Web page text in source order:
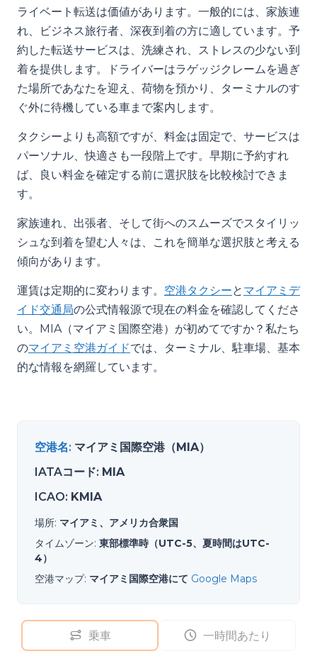
ライベート転送は価値があります。一般的には、家族連
れ、ビジネス旅行者、深夜到着の方に適しています。予
約した転送サービスは、洗練され、ストレスの少ない到
着を提供します。ドライバーはラゲッジクレームを過ぎ
た場所であなたを迎え、荷物を預かり、ターミナルのす
ぐ外に待機している車まで案内します。
タクシーよりも高額ですが、料金は固定で、サービスは
パーソナル、快適さも一段階上です。早期に予約すれ
ば、良い料金を確定する前に選択肢を比較検討できま
す。
家族連れ、出張者、そして街へのスムーズでスタイリッ
シュな到着を望む人々は、これを簡単な選択肢と考える
傾向があります。
運賃は定期的に変わります。 空港タクシーと マイアミデ
イド交通局の公式情報源で現在の料金を確認してくださ
い。MIA（マイアミ国際空港）が初めてですか？私たち
のマイアミ空港ガイドでは、ターミナル、駐車場、基本
的な情報を網羅しています。
空港名: マイアミ国際空港（MIA）
IATAコード: MIA
ICAO: KMIA
場所: マイアミ、アメリカ合衆国
タイムゾーン: 東部標準時（UTC-5、夏時間はUTC-
4）
空港マップ: マイアミ国際空港にて Google Maps